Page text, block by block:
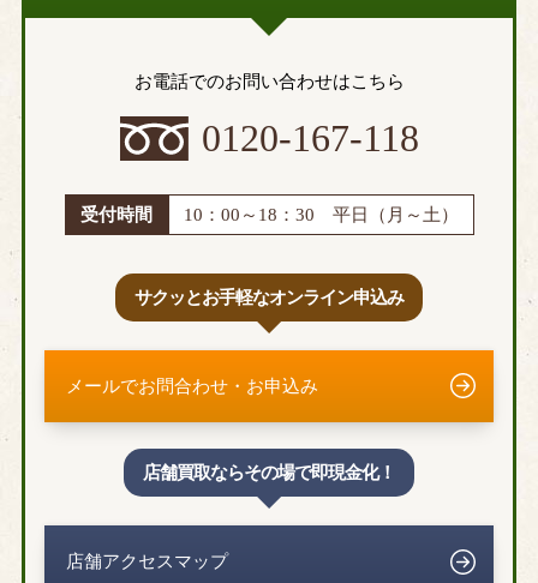
昭島市
小金井市
国分寺市
立川市
多摩市
東久留米市
東村山市
東大和市
町田市
武蔵野市
武蔵村山市
我孫子市
柏市
木更津市
船橋市
お電話でのお問い合わせはこちら
0120-167-118
受付時間 10：00～18：30 平日（月～土）
サクッとお手軽なオンライン申込み
メールでお問合わせ・お申込み
店舗買取ならその場で即現金化！
店舗アクセスマップ